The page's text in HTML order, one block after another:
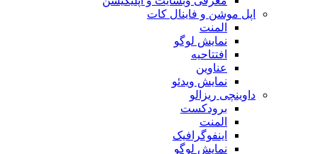
اپل موشن و فاینال کات
المنت
نمایش لوگو
افتتاحیه
عناوین
نمایش ویدئو
داوینچی ریزالو
برودکست
المنت
اینفوگرافیک
نمایش لوگو